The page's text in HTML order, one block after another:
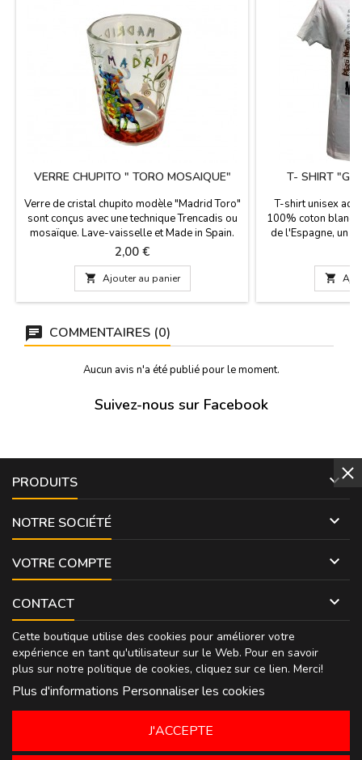
VERRE CHUPITO " TORO MOSAIQUE"
Verre de cristal chupito modèle "Madrid Toro"
sont conçus avec une technique Trencadis ou
mosaïque. Lave-vaisselle et Made in Spain.
Mesures: 5,5 cm x 4,5 cm de large
Prix
2,00 €
 Ajouter au panier
T- SHIRT
T-shirt unisex
100% coton blanc,
de l'Espagne, un

COMMENTAIRES (0)
Aucun avis n'a été publié pour le moment.
Suivez-nous sur Facebook
PRODUITS 
NOTRE SOCIÉTÉ 
VOTRE COMPTE 
CONTACT 
Cette boutique utilise des cookies pour améliorer votre
expérience en tant qu'utilisateur sur le Web. Pour en savoir
plus sur notre politique de cookies, cliquez sur ce lien. Merci!
Plus d'informations Personnaliser les cookies
J'ACCEPTE